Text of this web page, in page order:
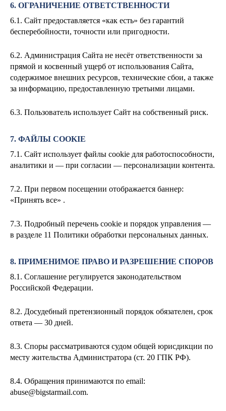
6. ОГРАНИЧЕНИЕ ОТВЕТСТВЕННОСТИ
6.1. Сайт предоставляется «как есть» без гарантий
бесперебойности, точности или пригодности.
6.2. Администрация Сайта не несёт ответственности за
прямой и косвенный ущерб от использования Сайта,
содержимое внешних ресурсов, технические сбои, а также
за информацию, предоставленную третьими лицами.
6.3. Пользователь использует Сайт на собственный риск.
7. ФАЙЛЫ COOKIE
7.1. Сайт использует файлы cookie для работоспособности,
аналитики и — при согласии — персонализации контента.
7.2. При первом посещении отображается баннер:
«Принять все» .
7.3. Подробный перечень cookie и порядок управления —
в разделе 11 Политики обработки персональных данных.
8. ПРИМЕНИМОЕ ПРАВО И РАЗРЕШЕНИЕ СПОРОВ
8.1. Соглашение регулируется законодательством
Российской Федерации.
8.2. Досудебный претензионный порядок обязателен, срок
ответа — 30 дней.
8.3. Споры рассматриваются судом общей юрисдикции по
месту жительства Администратора (ст. 20 ГПК РФ).
8.4. Обращения принимаются по email:
abuse@bigstarmail.com.